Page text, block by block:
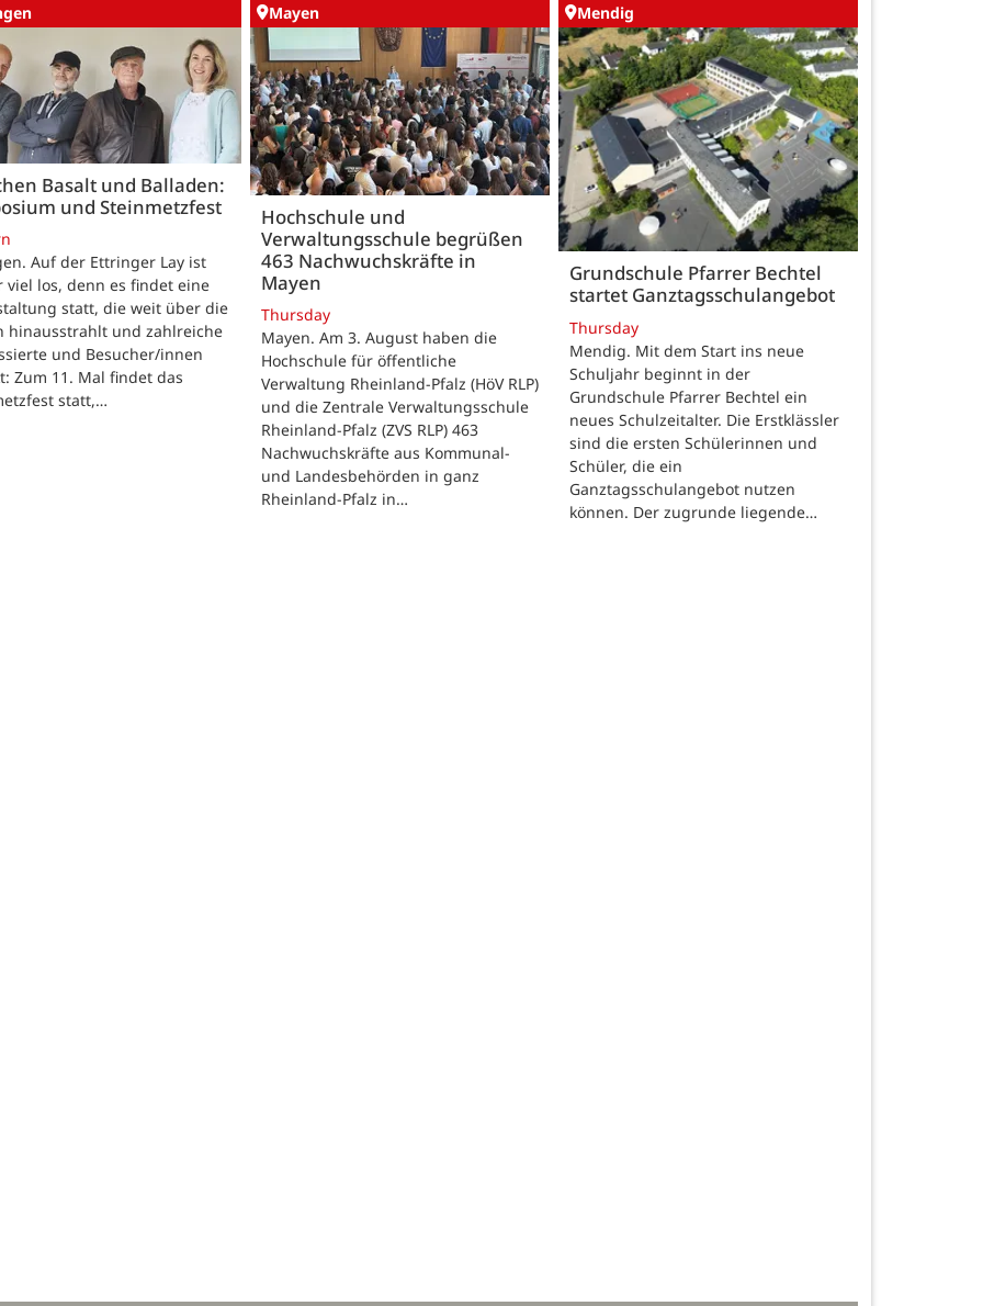
Basalt und Balladen:
und Steinmetzfest
Auf der Ettringer Lay ist
viel los, denn es findet eine
statt, die weit über die
hinausstrahlt und zahlreiche
und Besucher/innen
Zum 11. Mal findet das
statt,…
Mayen
Hochschule und
Verwaltungsschule begrüßen
463 Nachwuchskräfte in
Mayen
Thursday
Mayen. Am 3. August haben die
Hochschule für öffentliche
Verwaltung Rheinland-Pfalz (HöV RLP)
und die Zentrale Verwaltungsschule
Rheinland-Pfalz (ZVS RLP) 463
Nachwuchskräfte aus Kommunal-
und Landesbehörden in ganz
Rheinland-Pfalz in…
Mendig
Grundschule Pfarrer Bechtel
startet Ganztagsschulangebot
Thursday
Mendig. Mit dem Start ins neue
Schuljahr beginnt in der
Grundschule Pfarrer Bechtel ein
neues Schulzeitalter. Die Erstklässler
sind die ersten Schülerinnen und
Schüler, die ein
Ganztagsschulangebot nutzen
können. Der zugrunde liegende…